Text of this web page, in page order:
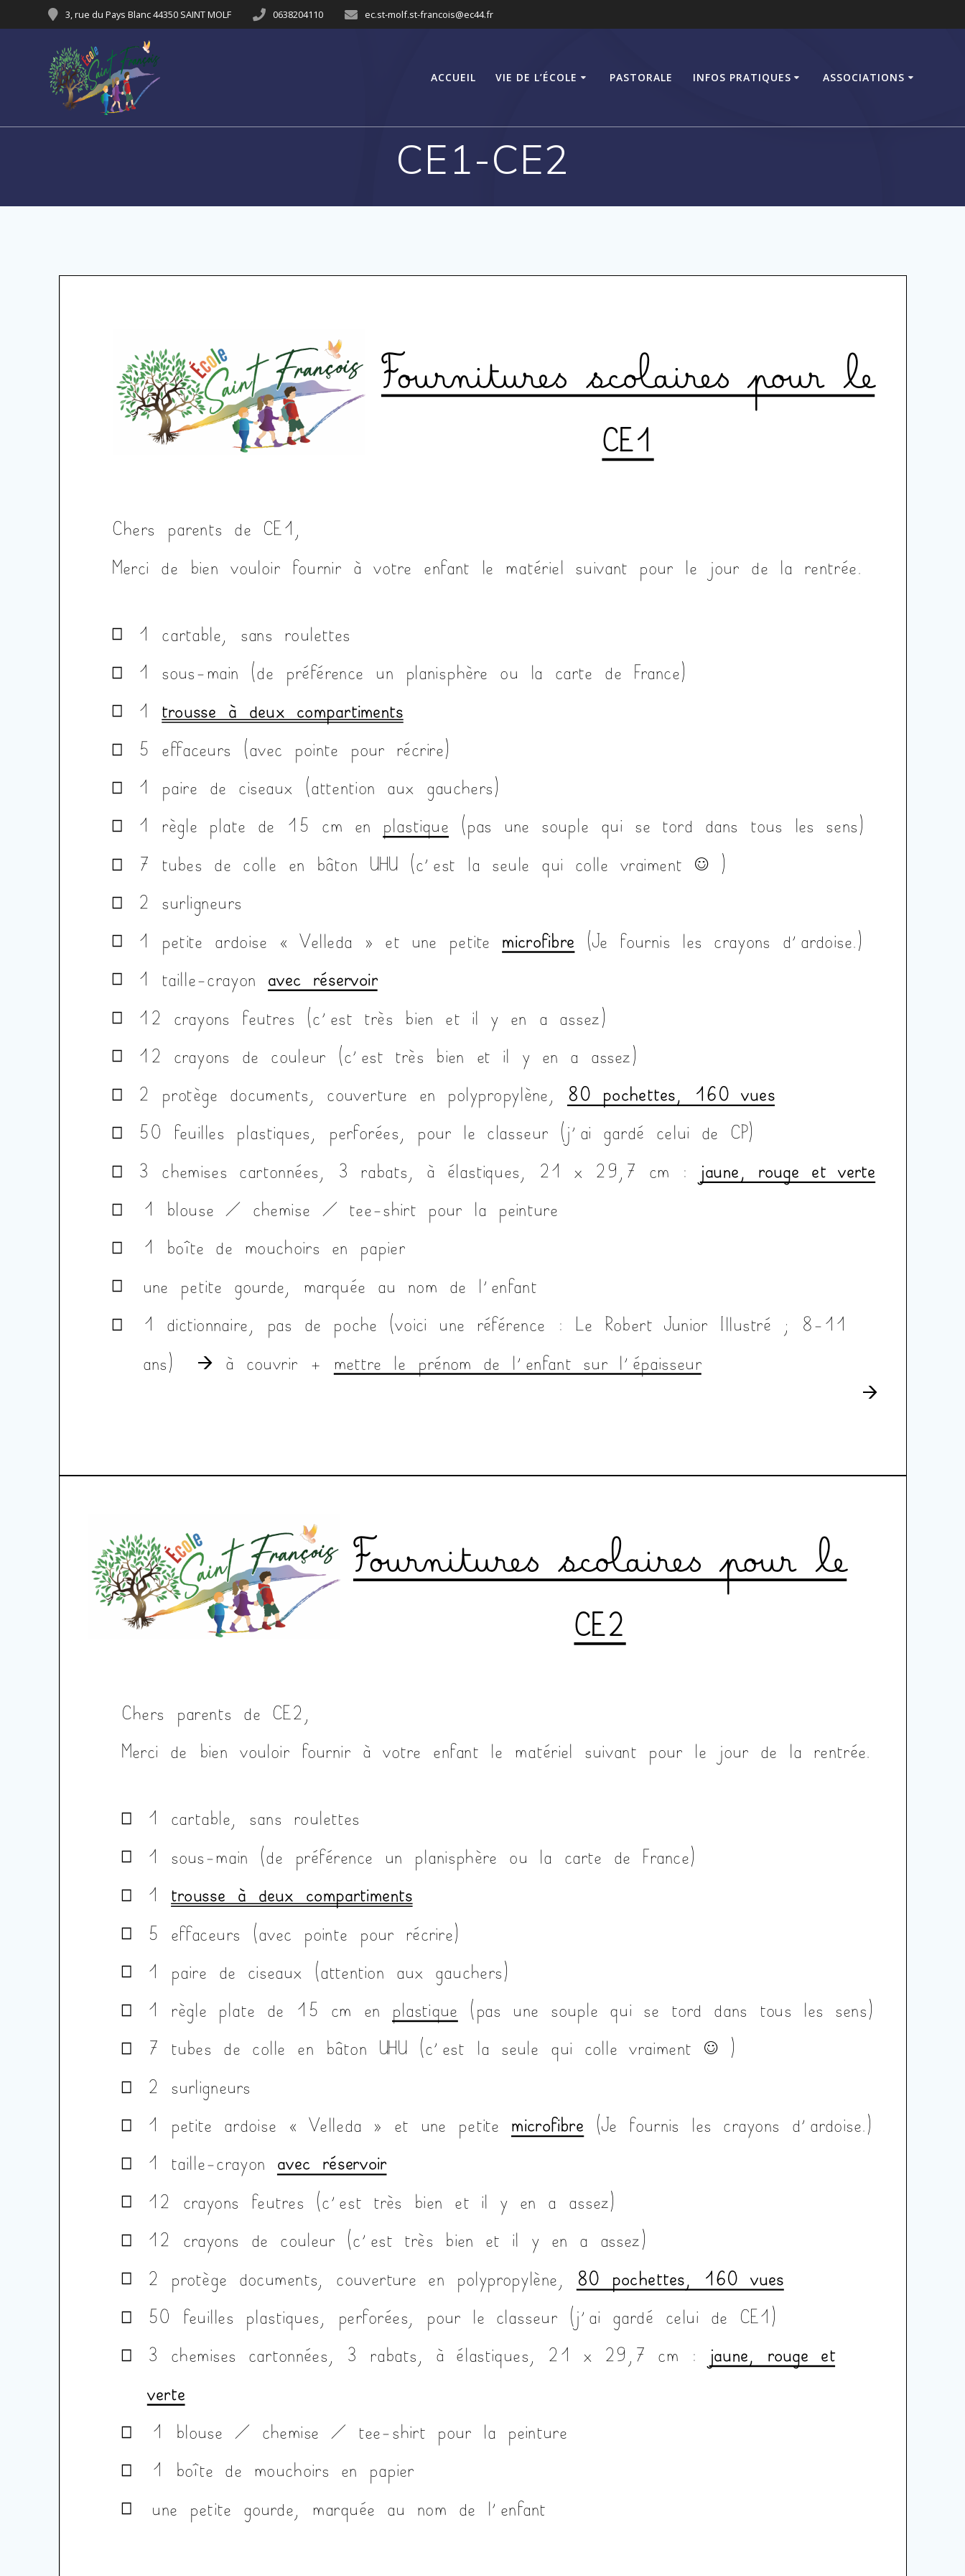
au
3, rue du Pays Blanc 44350 SAINT MOLF 0638204110 ec.st-molf.st-francois@ec44.fr
ACCUEIL VIE DE L’ÉCOLE PASTORALE INFOS PRATIQUES ASSOCIATIONS
CE1-CE2